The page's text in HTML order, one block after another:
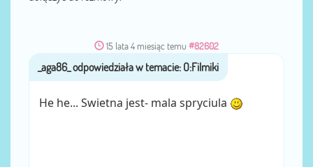
15 lata 4 miesiąc temu #82602
przez _aga86_
He he... Swietna jest- mala spryciula